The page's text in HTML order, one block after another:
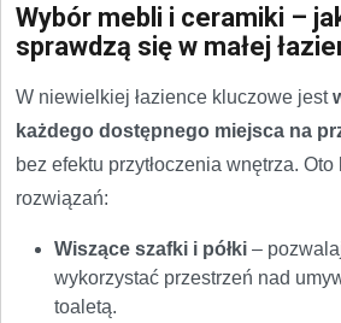
Wybór mebli i ceramiki –
sprawdzą się w małej
W niewielkiej łazience kluczowe jest
każdego dostępnego miejsca na
bez efektu przytłoczenia wnętrza.
rozwiązań:
Wiszące szafki i półki –
wykorzystać przestrzeń nad
toaletą.